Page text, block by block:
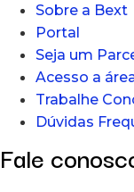
Sobre a Bext
Portal
Seja um
Acesso a
Trabalhe
Dúvidas
Fale